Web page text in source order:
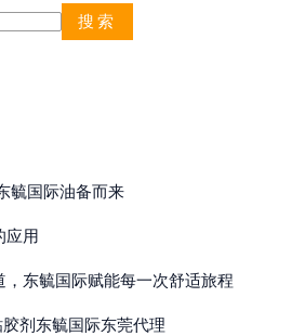
搜索
毓国际油备而来
应用
东毓国际赋能每一次舒适旅程
剂东毓国际东莞代理